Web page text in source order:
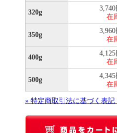
320g
在
350g
在
400g
在
500g
在
» 特定商取引法に基づく表記